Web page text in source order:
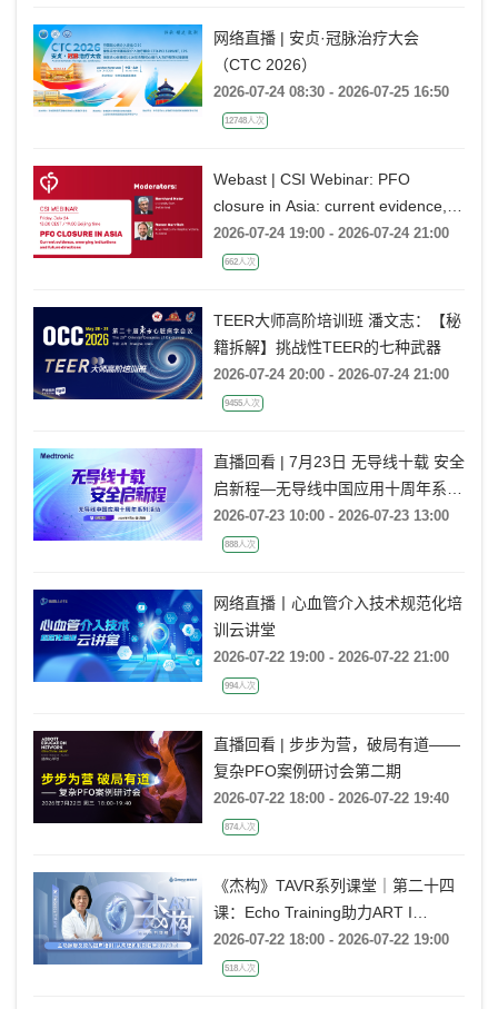
网络直播 | 安贞·冠脉治疗大会
（CTC 2026）
2026-07-24 08:30 - 2026-07-25 16:50
12748人次
Webast | CSI Webinar: PFO
closure in Asia: current evidence,
emerging indications and future
directions
2026-07-24 19:00 - 2026-07-24 21:00
662人次
TEER大师高阶培训班 潘文志：【秘
籍拆解】挑战性TEER的七种武器
2026-07-24 20:00 - 2026-07-24 21:00
9455人次
直播回看 | 7月23日 无导线十载 安全
启新程—无导线中国应用十周年系列
活动
2026-07-23 10:00 - 2026-07-23 13:00
888人次
网络直播丨心血管介入技术规范化培
训云讲堂
2026-07-22 19:00 - 2026-07-22 21:00
994人次
直播回看 | 步步为营，破局有道——
复杂PFO案例研讨会第二期
2026-07-22 18:00 - 2026-07-22 19:40
874人次
《杰构》TAVR系列课堂｜第二十四
课：Echo Training助力ART I
Rebecca T. Hahn教授《主动脉瓣反
流的超声培训：从病理机制到临床诊
2026-07-22 18:00 - 2026-07-22 19:00
518人次